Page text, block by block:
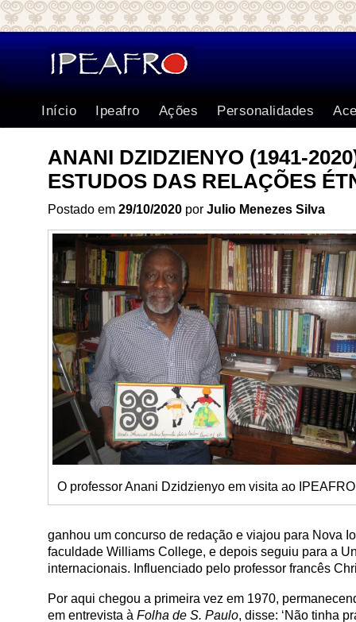
Início Ipeafro Ações Personalidades
ANANI DZIDZIENYO (1941-
ESTUDOS DAS RELAÇÕES
Postado em 29/10/2020 por Julio Menezes Silva
O professor Anani Dzidzienyo em visita ao
ganhou um concurso de redação e viajou para Nova
faculdade Williams College, e depois seguiu para a
internacionais. Influenciado pelo professor francês
Por aqui chegou a primeira vez em 1970,
em entrevista à Folha de S. Paulo, disse: ‘Não tinha